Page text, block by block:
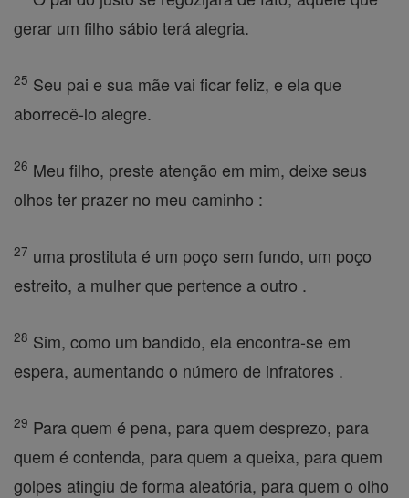
gerar um filho sábio terá alegria.
25 Seu pai e sua mãe vai ficar feliz, e ela que
aborrecê-lo alegre.
26 Meu filho, preste atenção em mim, deixe seus
olhos ter prazer no meu caminho :
27 uma prostituta é um poço sem fundo, um poço
estreito, a mulher que pertence a outro .
28 Sim, como um bandido, ela encontra-se em
espera, aumentando o número de infratores .
29 Para quem é pena, para quem desprezo, para
quem é contenda, para quem a queixa, para quem
golpes atingiu de forma aleatória, para quem o olho